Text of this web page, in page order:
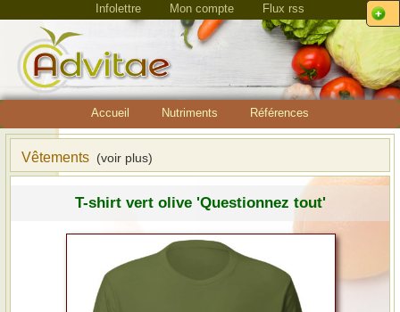
Infolettre Mon compte Flux rss
Accueil Nutriments Références
Vêtements (voir plus)
T-shirt vert olive 'Questionnez tout'